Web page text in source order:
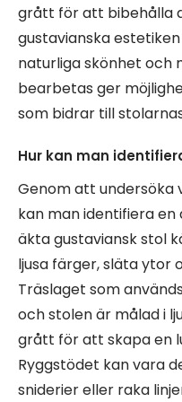
grått för att bibehålla
gustavianska
naturliga skönhet och
bearbetas ger
som bidrar till
Hur kan man
Genom att undersöka
kan man identifiera en
äkta gustaviansk stol
ljusa färger, släta ytor
Träslaget som
och stolen är målad i
grått för att skapa en
Ryggstödet kan vara
sniderier eller raka